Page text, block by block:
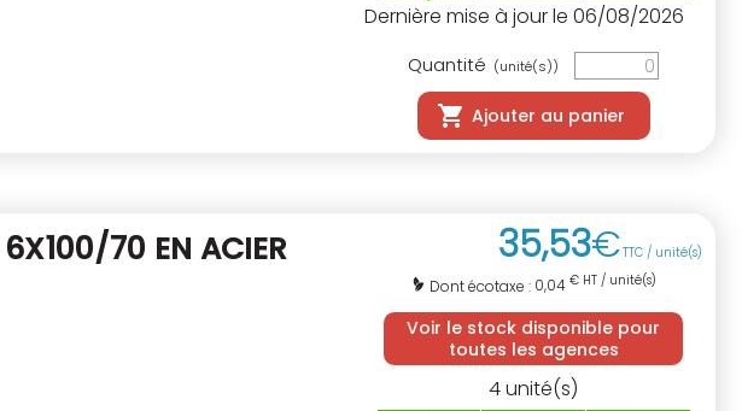
Dernière mise à jour le 06/08/2026
Quantité (unité(s))
Ajouter au panier
6X100/70 EN ACIER
35,53€TTC / unité(s)
Dont écotaxe : 0,04 € HT / unité(s)
Voir le stock disponible pour
toutes les agences
4unité(s)